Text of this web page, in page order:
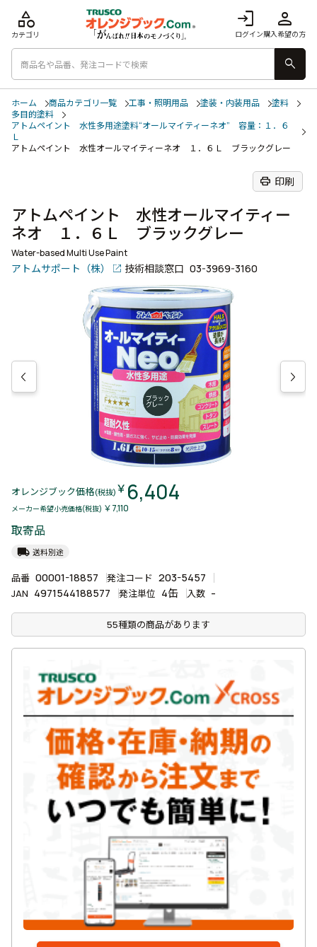
login
ログイン
person
購入希望の方
category
カテゴリ
search
ホーム 商品カテゴリ一覧 工事・照明用品 塗装・内装用品
塗料
多目的塗料
アトムペイント 水性多用途塗料“オールマイティーネオ” 容量：１．６
Ｌ
アトムペイント 水性オールマイティーネオ １．６Ｌ ブラックグレー
print 印刷
アトムペイント 水性オールマイティー
ネオ １．６Ｌ ブラックグレー
Water-based Multi Use Paint
アトムサポート（株） 技術相談窓口 03-3969-3160
オレンジブック価格(税抜) ￥ 6,404
メーカー希望小売価格(税抜) ￥7,110
取寄品
local_shipping 送料別途
品番 00001-18857 発注コード 203-5457
JAN 4971544188577 発注単位 4缶 入数 -
55種類の商品があります